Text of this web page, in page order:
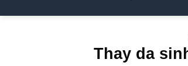
Thay da